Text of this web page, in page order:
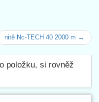
nitě Nc-TECH 40 2000 m →
položku, si rovněž